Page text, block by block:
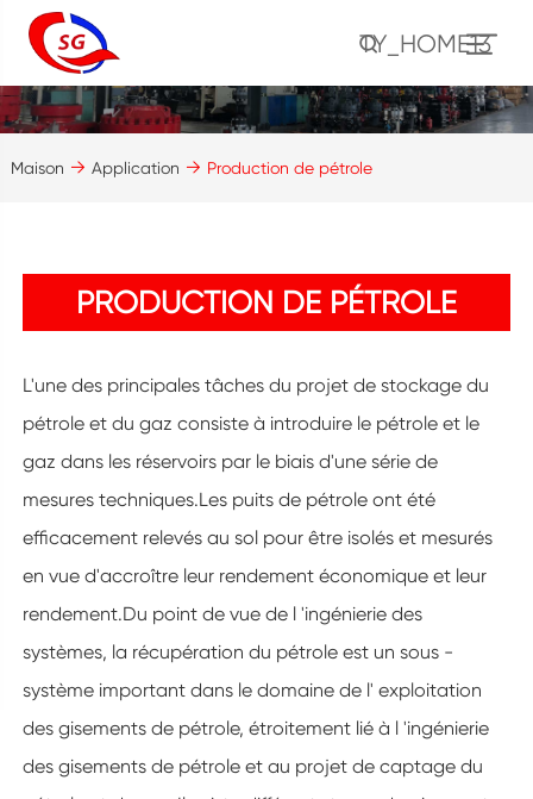
TY_HOME13
Maison Application Production de pétrole
PRODUCTION DE PÉTROLE
L'une des principales tâches du projet de stockage du
pétrole et du gaz consiste à introduire le pétrole et le
gaz dans les réservoirs par le biais d'une série de
mesures techniques.Les puits de pétrole ont été
efficacement relevés au sol pour être isolés et mesurés
en vue d'accroître leur rendement économique et leur
rendement.Du point de vue de l 'ingénierie des
systèmes, la récupération du pétrole est un sous -
système important dans le domaine de l' exploitation
des gisements de pétrole, étroitement lié à l 'ingénierie
des gisements de pétrole et au projet de captage du